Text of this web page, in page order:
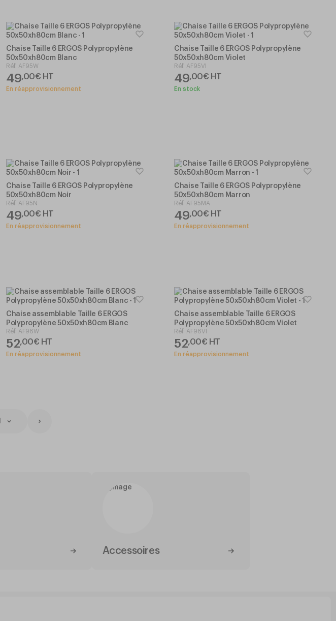
Chaise Taille 6 ERGOS Polypropylène
50x50xh80cm Blanc
Réf. AF95W
49,00€ HT
En réapprovisionnement
Chaise Taille 6 ERGOS Polypropylène
50x50xh80cm Violet
Réf. AF95VI
49,00€ HT
En stock
Chaise Taille 6 ERGOS Polypropylène
50x50xh80cm Noir
Réf. AF95N
49,00€ HT
En réapprovisionnement
Chaise Taille 6 ERGOS Polypropylène
50x50xh80cm Marron
Réf. AF95MA
49,00€ HT
En réapprovisionnement
Chaise assemblable Taille 6 ERGOS
Polypropylène 50x50xh80cm Blanc
Réf. AF96W
52,00€ HT
En réapprovisionnement
Chaise assemblable Taille 6 ERGOS
Polypropylène 50x50xh80cm Violet
Réf. AF96VI
52,00€ HT
En réapprovisionnement
Accessoires